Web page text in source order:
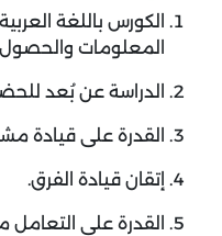
الكورس باللغة
المعلومات والحصول
الدراسة عن بُعد
القدرة على قيادة
إتقان قيادة الفرق.
القدرة على